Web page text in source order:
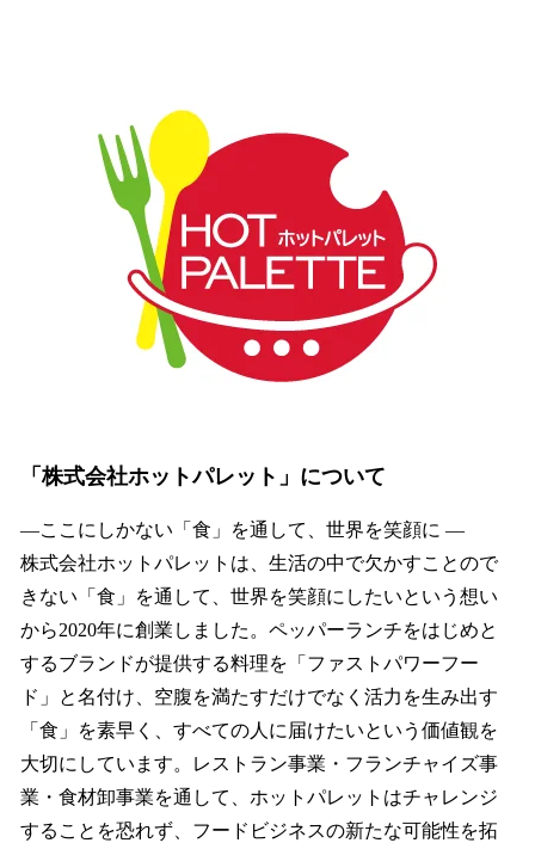
「株式会社ホットパレット」について
―ここにしかない「食」を通して、世界を笑顔に ―
株式会社ホットパレットは、生活の中で欠かすことので
きない「食」を通して、世界を笑顔にしたいという想い
から2020年に創業しました。ペッパーランチをはじめと
するブランドが提供する料理を「ファストパワーフー
ド」と名付け、空腹を満たすだけでなく活力を生み出す
「食」を素早く、すべての人に届けたいという価値観を
大切にしています。レストラン事業・フランチャイズ事
業・食材卸事業を通して、ホットパレットはチャレンジ
することを恐れず、フードビジネスの新たな可能性を拓